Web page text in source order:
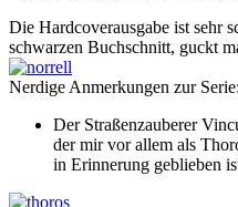
Die Hardcoverausgabe ist sehr
schwarzen Buchschnitt, guckt
Nerdige Anmerkungen zur Serie:
Der Straßenzauberer
der mir vor allem als
in Erinnerung geblieben